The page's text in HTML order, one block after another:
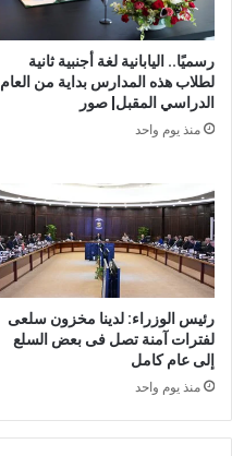
رسميًا.. اليابانية لغة أجنبية ثانية
لطلاب هذه المدارس بداية من العام
الدراسي المقبل| صور
منذ يوم واحد
رئيس الوزراء: لدينا مخزون سلعى
لفترات آمنة تصل فى بعض السلع
إلى عام كامل
منذ يوم واحد